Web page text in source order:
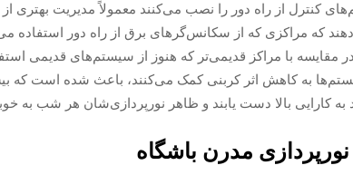
کنترل از راه دور را نصب می‌کنند معمولاً مدیریت بهتری
در مقایسه با مراکز قدیمی‌تر که هنوز از سیستم‌های قدیمی
به کاهش اثر کربنی کمک می‌کنند، باعث شده است که
به کارایی بالا دست یابند و ظاهر نورپردازی‌شان هر شب به
مدرن باشگاه